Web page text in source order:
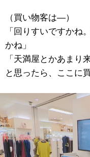
（買い物客は―）
「回りすいですかね
かね」
「天満屋とかあまり
と思ったら、ここに